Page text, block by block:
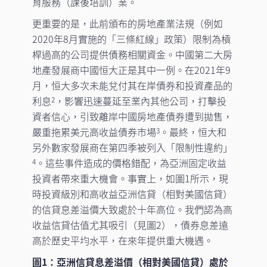
更重要的是，此前頒布的房地產業法規（例如
2020年8月實施的「三條紅線」政策）限制為槓
桿過高的公司提供債務相關資金。中國第二大房
地產發展商中國恒大正是其中一例。在2021年9
月，恒大多次未能兌付其在岸債券和投資產品的
利息2，影響迅速蔓延至業內其他公司，打擊投
資者信心，引致離岸中國房地產債券遭到拋售，
嚴重拖累美元高收益債券市場3。最終，恒大和
另外數家發展商在第四季被列入「限制性違約」
4。這些事件造成的價格錯配，為亞洲固定收益
投資者帶來重大機會。事實上，如圖1所示，現
時投資級別和高收益亞洲信貸（相對美國信貸）
的信貸息差溢價大致處於十年高位。我們認為高
收益信貸估值尤其吸引（見圖2），債券息差遠
高於歷史平均水平，在來年提供重大機遇。
圖1：亞洲信貸息差溢價（相對美國信貸）處於